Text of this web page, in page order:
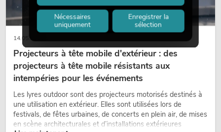
14.05.2026
Projecteurs à tête mobile d'extérieur : des
projecteurs à tête mobile résistants aux
intempéries pour les événements
Les lyres outdoor sont des projecteurs motorisés destinés à
une utilisation en extérieur. Elles sont utilisées lors de
festivals, de fêtes urbaines, de concerts en plein air, de mises
en scène architecturales et d’installations extérieures
Nécessaires
uniquement
Enregistrer la
sélection